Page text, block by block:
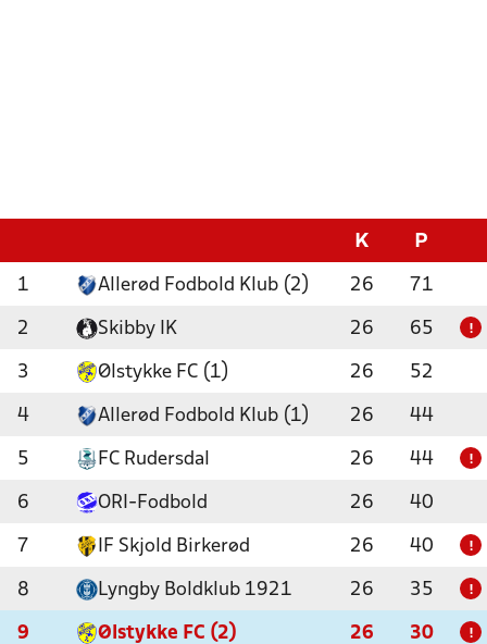
K P
1 Allerød Fodbold Klub (2) 26 71
2 Skibby IK 26 65 !
3 Ølstykke FC (1) 26 52
4 Allerød Fodbold Klub (1) 26 44
5 FC Rudersdal 26 44 !
6 ORI-Fodbold 26 40
7 IF Skjold Birkerød 26 40 !
8 Lyngby Boldklub 1921 26 35 !
9 Ølstykke FC (2) 26 30 !